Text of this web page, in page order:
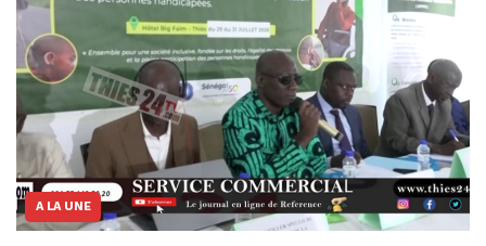
A LA UNE